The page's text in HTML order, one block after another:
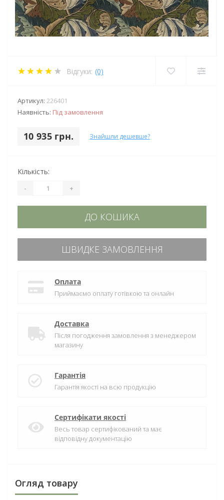
Відгуки: (0)
Артикул: 226401
Наявність: Під замовлення
10 935 грн. Знайшли дешевше?
Кількість:
- +
ДО КОШИКА
ШВИДКЕ ЗАМОВЛЕННЯ
Оплата
Приймаємо оплату готівкою та онлайн
Доставка
Після погодження замовлення з менеджером
магазину
Гарантія
Гарантія якості на всю продукцію
Сертифікати якості
Весь товар сертифікований та має
відповідну документацію
Огляд товару